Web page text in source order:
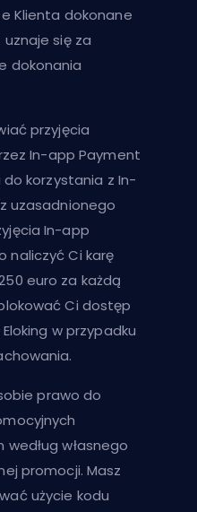
Klienta dokonane
się za
dokonania
przyjęcia
In-app Payment
korzystania z In-
uzasadnionego
In-app
naliczyć Ci karę
euro za każdą
Ci dostęp
w przypadku
prawo do
własnego
promocji. Masz
użycie kodu